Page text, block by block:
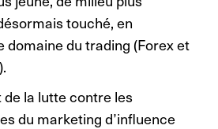
touché, en
domaine du trading (Forex et
de la lutte contre les
du marketing d’influence